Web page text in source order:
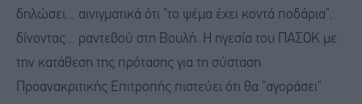
δηλώσει... αινιγματικά ότι "το ψέμα έχει κοντά ποδάρια",
δίνοντας... ραντεβού στη Βουλή. Η ηγεσία του ΠΑΣΟΚ με
την κατάθεση της πρότασης για τη σύσταση
Προανακριτικής Επιτροπής πιστεύει ότι θα "αγοράσει"